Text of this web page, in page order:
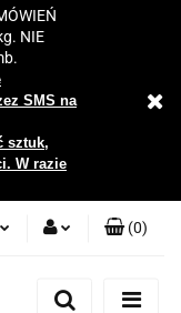
NIE
SMS na
sztuk,
W razie
Zaloguj się
(0)